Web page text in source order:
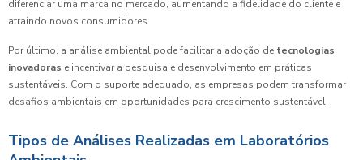
diferenciar uma marca no mercado, aumentando a fidelidade do cliente e
atraindo novos consumidores.
Por último, a análise ambiental pode facilitar a adoção de tecnologias
inovadoras e incentivar a pesquisa e desenvolvimento em práticas
sustentáveis. Com o suporte adequado, as empresas podem transformar
desafios ambientais em oportunidades para crescimento sustentável.
Tipos de Análises Realizadas em Laboratórios